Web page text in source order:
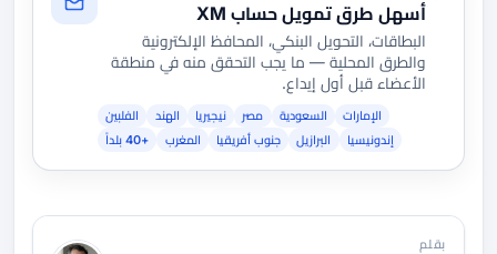
أسهل طرق تمويل حساب XM
البطاقات، التحويل البنكي، المحافظ الإلكترونية
والطرق المحلية — ما يجب التحقق منه في منطقة
الأعضاء قبل أول إيداع.
الإمارات السعودية مصر نيجيريا الهند
الفلبين
إندونيسيا
البرازيل جنوب أفريقيا المغرب +40 بلداً
بقلم